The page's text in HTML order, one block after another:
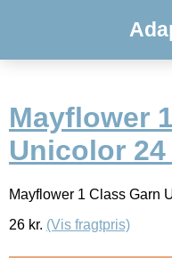
Mayflower
Unicolor
Mayflower 1 Class Garn
26 kr. (Vis fragtpris)